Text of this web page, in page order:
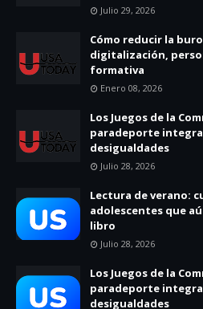
Julio 29, 2026
Cómo reducir la
digitalización,
formativa
Enero 08, 2026
Los Juegos de la
paradeporte
desigualdades
Julio 28, 2026
Lectura de verano:
adolescentes que
libro
Julio 28, 2026
Los Juegos de la
paradeporte
desigualdades